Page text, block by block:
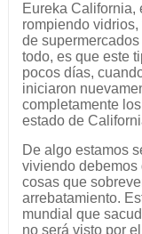
Eureka California,
rompiendo
de
todo, es que este
pocos días,
iniciaron
completamente
estado de
De algo estamos
viviendo debemos
cosas que
arrebatamiento.
mundial que
no será visto por